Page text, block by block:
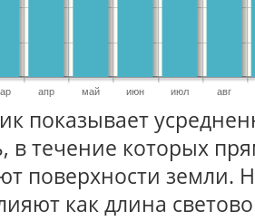
апр май июн июл авг
показывает
в течение которых
поверхности земли.
как длина